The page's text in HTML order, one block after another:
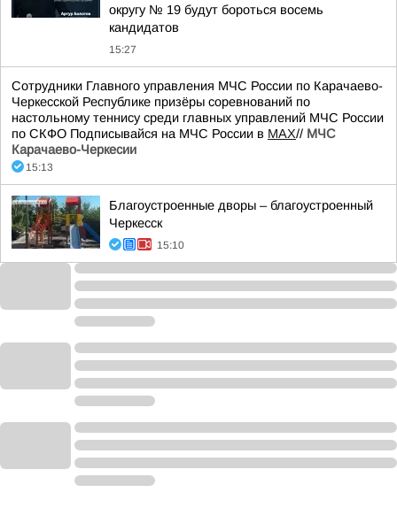
округу № 19 будут бороться восемь
кандидатов
15:27
Сотрудники Главного управления МЧС России по Карачаево-
Черкесской Республике призёры соревнований по
настольному теннису среди главных управлений МЧС России
по СКФО Подписывайся на МЧС России в MAX// МЧС
Карачаево-Черкесии
15:13
Благоустроенные дворы – благоустроенный
Черкесск
15:10